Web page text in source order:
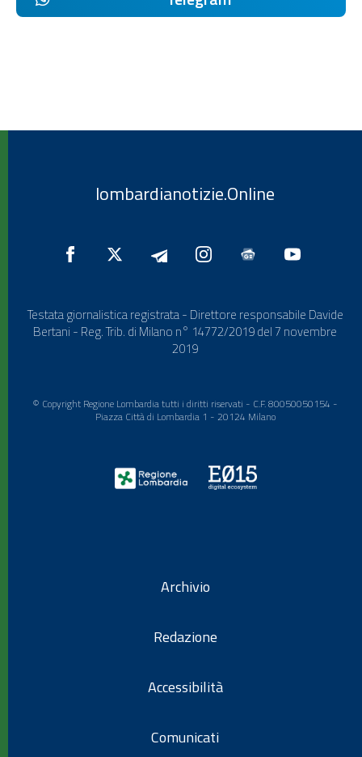
lombardianotizie.Online
Testata giornalistica registrata - Direttore responsabile Davide
Bertani - Reg. Trib. di Milano n° 14772/2019 del 7 novembre
2019
© Copyright Regione Lombardia tutti i diritti riservati - C.F. 80050050154 -
Piazza Città di Lombardia 1 - 20124 Milano
Archivio
Redazione
Accessibilità
Comunicati